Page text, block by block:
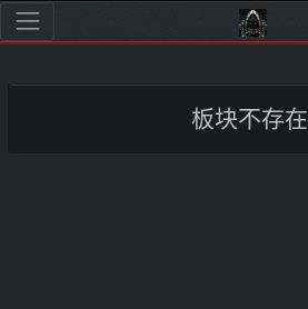
板块不存在